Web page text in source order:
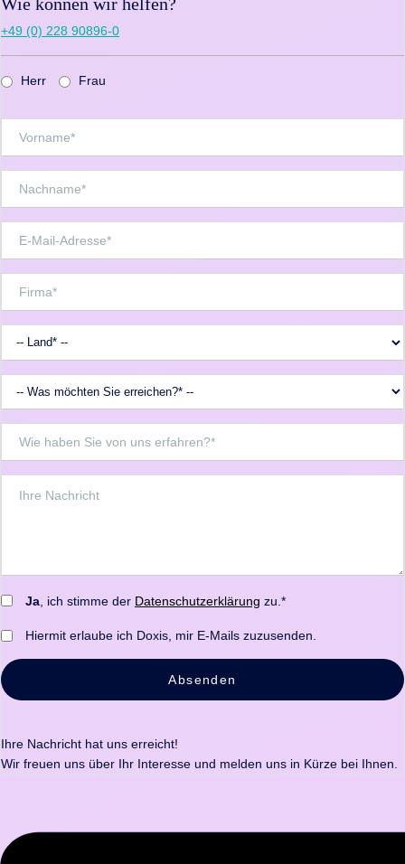
Wie können wir helfen?
+49 (0) 228 90896-0
Herr Frau
Ja , ich stimme der Datenschutzerklärung zu.*
Hiermit erlaube ich Doxis, mir E-Mails zuzusenden.
Absenden
Ihre Nachricht hat uns erreicht!
Wir freuen uns über Ihr Interesse und melden uns in Kürze bei Ihnen.